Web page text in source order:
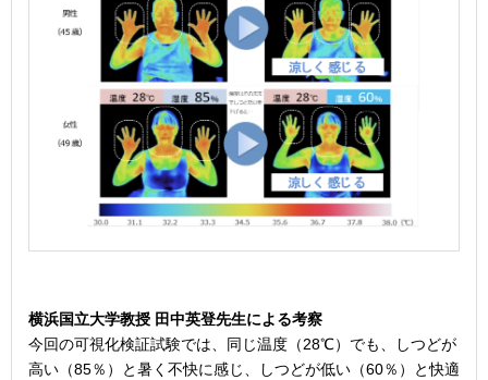
横浜国立大学教授 田中英登先生による考察
今回の可視化検証試験では、同じ温度（28℃）でも、しつどが
高い（85％）と暑く不快に感じ、しつどが低い（60％）と快適